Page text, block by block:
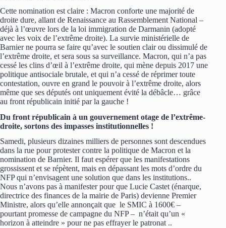
Cette nomination est claire : Macron conforte une majorité de
droite dure, allant de Renaissance au Rassemblement National –
déjà à l’œuvre lors de la loi immigration de Darmanin (adopté
avec les voix de l’extrême droite). La survie ministérielle de
Barnier ne pourra se faire qu’avec le soutien clair ou dissimulé de
l’extrême droite, et sera sous sa surveillance. Macron, qui n’a pas
cessé les clins d’œil à l’extrême droite, qui mène depuis 2017 une
politique antisociale brutale, et qui n’a cessé de réprimer toute
contestation, ouvre en grand le pouvoir à l’extrême droite, alors
même que ses députés ont uniquement évité la débâcle… grâce
au front républicain initié par la gauche !
Du front républicain à un gouvernement otage de l’extrême-
droite, sortons des impasses institutionnelles !
Samedi, plusieurs dizaines milliers de personnes sont descendues
dans la rue pour protester contre la politique de Macron et la
nomination de Barnier. Il faut espérer que les manifestations
grossissent et se répètent, mais en dépassant les mots d’ordre du
NFP qui n’envisagent une solution que dans les institutions..
Nous n’avons pas à manifester pour que Lucie Castet (énarque,
directrice des finances de la mairie de Paris) devienne Premier
Ministre, alors qu’elle annonçait que le SMIC à 1600€ –
pourtant promesse de campagne du NFP – n’était qu’un «
horizon à atteindre » pour ne pas effrayer le patronat ..